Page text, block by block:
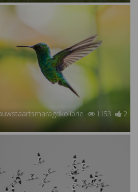
1153
2